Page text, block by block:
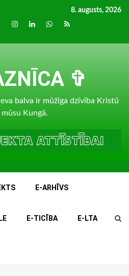
8. augusts, 2026
Instagram
LinkedInwhatsapp
RSS
✞
balva ir mūžīga dzīvība Kristū
mūsu Kungā.
E-ARHĪVS
E-TICĪBA E-LTA